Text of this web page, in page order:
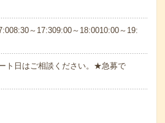
～17:309:00～18:0010:00～19:
ト日はご相談ください。★急募で